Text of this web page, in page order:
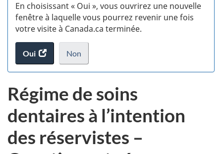
En choisissant « Oui », vous ouvrirez une nouvelle
fenêtre à laquelle vous pourrez revenir une fois
votre visite à Canada.ca terminée.
Oui
accéder
au
Non
je
veux
pas
participer
au
sondage
du
.
Régime de soins
dentaires à l’intention
des réservistes –